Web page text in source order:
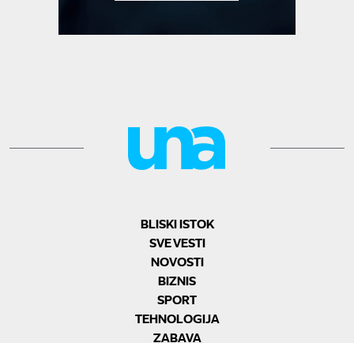
BLISKI ISTOK
SVE VESTI
NOVOSTI
BIZNIS
SPORT
TEHNOLOGIJA
ZABAVA